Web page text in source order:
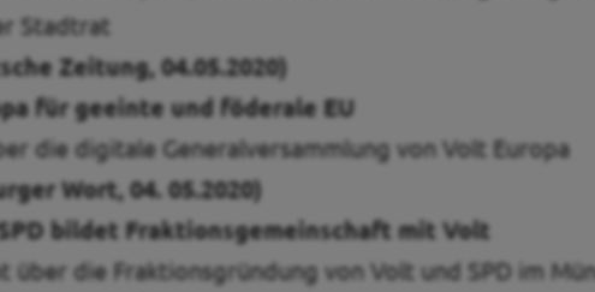
Stadtrat
Zeitung, 04.05.2020)
für geeinte und föderale EU
die digitale Generalversammlung von Volt Europa
Wort, 04. 05.2020)
bildet Fraktionsgemeinschaft mit Volt
über die Fraktionsgründung von Volt und SPD im